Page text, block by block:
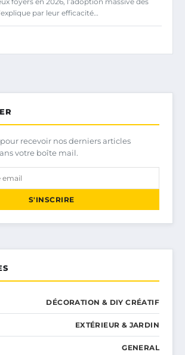
par leur efficacité…
recevoir nos derniers articles
votre boîte mail.
S'INSCRIRE
DÉCORATION & DIY CRÉATIF
EXTÉRIEUR & JARDIN
GENERAL